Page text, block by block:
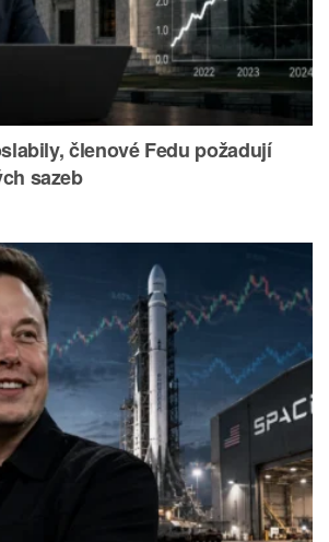
členové Fedu požadují
sazeb